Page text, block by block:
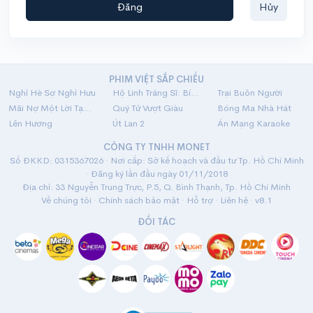
Đăng Hủy
PHIM VIỆT SẮP CHIẾU
Nghỉ Hè Sợ Nghỉ Hưu
Hộ Linh Tráng Sĩ: Bí Ẩn Mộ Vua Đinh
Trại Buôn Người
Mãi Nợ Một Lời Tạm Biệt
Quý Tử Vượt Giàu
Bóng Ma Nhà Hát
Lên Hương
Út Lan 2
Án Mạng Karaoke
CÔNG TY TNHH MONET
Số ĐKKD: 0315367026 · Nơi cấp: Sở kế hoạch và đầu tư Tp. Hồ Chí Minh
· Đăng ký lần đầu ngày 01/11/2018
Địa chỉ: 33 Nguyễn Trung Trực, P.5, Q. Bình Thạnh, Tp. Hồ Chí Minh
Về chúng tôi · Chính sách bảo mật · Hỗ trợ · Liên hệ · v8.1
ĐỐI TÁC